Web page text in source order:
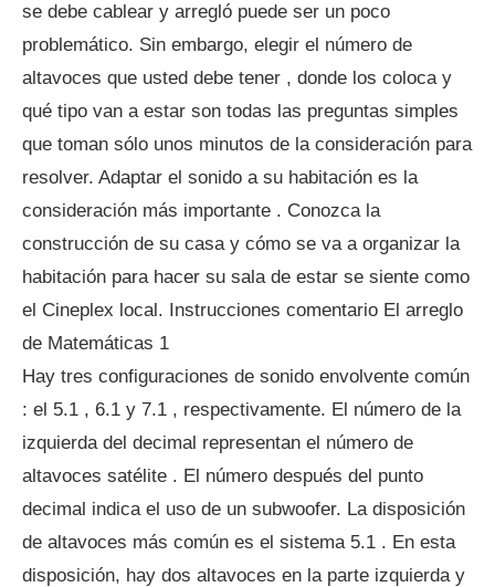
se debe cablear y arregló puede ser un poco
problemático. Sin embargo, elegir el número de
altavoces que usted debe tener , donde los coloca y
qué tipo van a estar son todas las preguntas simples
que toman sólo unos minutos de la consideración para
resolver. Adaptar el sonido a su habitación es la
consideración más importante . Conozca la
construcción de su casa y cómo se va a organizar la
habitación para hacer su sala de estar se siente como
el Cineplex local. Instrucciones comentario El arreglo
de Matemáticas 1
Hay tres configuraciones de sonido envolvente común
: el 5.1 , 6.1 y 7.1 , respectivamente. El número de la
izquierda del decimal representan el número de
altavoces satélite . El número después del punto
decimal indica el uso de un subwoofer. La disposición
de altavoces más común es el sistema 5.1 . En esta
disposición, hay dos altavoces en la parte izquierda y